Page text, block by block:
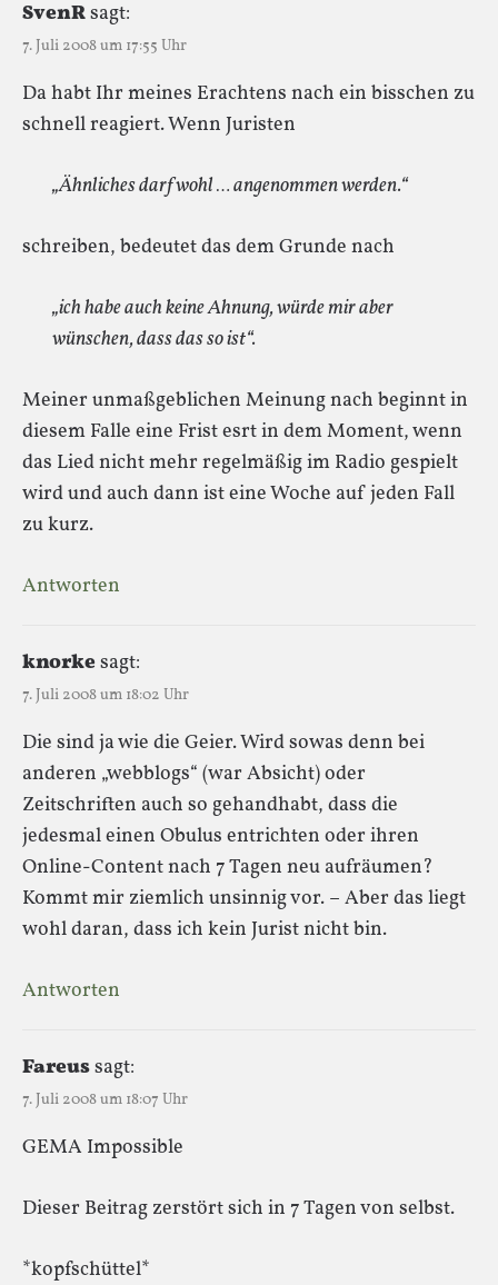
SvenRsagt:
7. Juli 2008 um 17:55 Uhr
Da habt Ihr meines Erachtens nach ein bisschen zu
schnell reagiert. Wenn Juristen
„Ähnliches darf wohl … angenommen werden.“
schreiben, bedeutet das dem Grunde nach
„ich habe auch keine Ahnung, würde mir aber
wünschen, dass das so ist“.
Meiner unmaßgeblichen Meinung nach beginnt in
diesem Falle eine Frist esrt in dem Moment, wenn
das Lied nicht mehr regelmäßig im Radio gespielt
wird und auch dann ist eine Woche auf jeden Fall
zu kurz.
Antworten
knorkesagt:
7. Juli 2008 um 18:02 Uhr
Die sind ja wie die Geier. Wird sowas denn bei
anderen „webblogs“ (war Absicht) oder
Zeitschriften auch so gehandhabt, dass die
jedesmal einen Obulus entrichten oder ihren
Online-Content nach 7 Tagen neu aufräumen?
Kommt mir ziemlich unsinnig vor. – Aber das liegt
wohl daran, dass ich kein Jurist nicht bin.
Antworten
Fareussagt:
7. Juli 2008 um 18:07 Uhr
GEMA Impossible
Dieser Beitrag zerstört sich in 7 Tagen von selbst.
*kopfschüttel*